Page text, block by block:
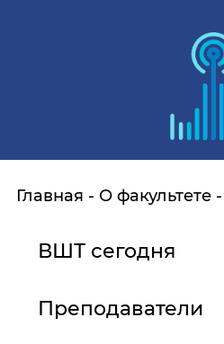
Главная О факультете
ВШТ сегодня
Преподаватели